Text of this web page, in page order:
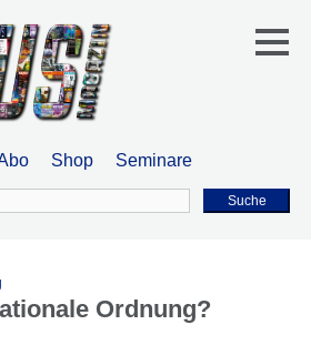
Shop Seminare
Suche
Ordnung?